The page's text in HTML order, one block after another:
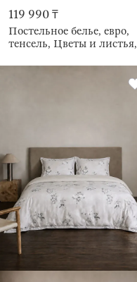
119 990 ₸
Постельное белье, евро,
тенсель, Цветы и листья,